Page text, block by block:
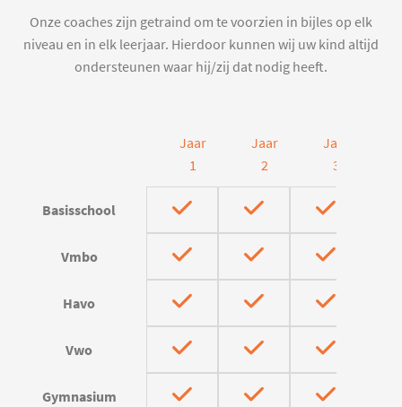
Onze coaches zijn getraind om te voorzien in bijles op elk
niveau en in elk leerjaar. Hierdoor kunnen wij uw kind altijd
ondersteunen waar hij/zij dat nodig heeft.
Jaar
1
Jaar
2
Jaar
3
Basisschool
Vmbo
Havo
Vwo
Gymnasium